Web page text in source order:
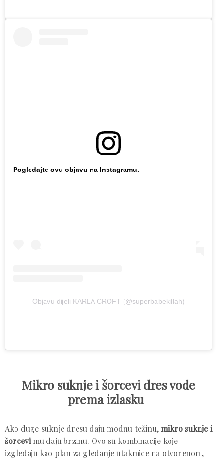
Pogledajte ovu objavu na Instagramu.
Objavu dijeli KARLA CROFT (@superbabekillah)
Mikro suknje i šorcevi dres vode
prema izlasku
Ako duge suknje dresu daju modnu težinu,mikro suknje i
šorcevi mu daju brzinu. Ovo su kombinacije koje
izgledaju kao plan za gledanje utakmice na otvorenom,